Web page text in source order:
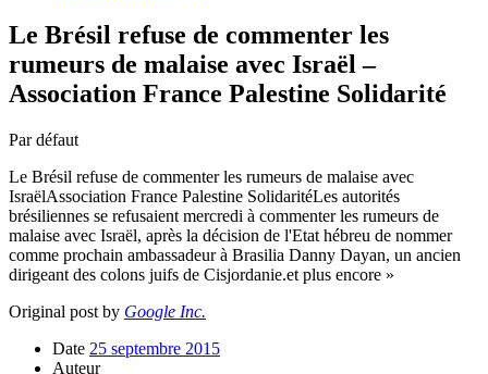
Le Brésil refuse de commenter les
rumeurs de malaise avec Israël –
Association France Palestine Solidarité
Par défaut
Le Brésil refuse de commenter les rumeurs de malaise avec
IsraëlAssociation France Palestine SolidaritéLes autorités
brésiliennes se refusaient mercredi à commenter les rumeurs de
malaise avec Israël, après la décision de l'Etat hébreu de nommer
comme prochain ambassadeur à Brasilia Danny Dayan, un ancien
dirigeant des colons juifs de Cisjordanie.et plus encore »
Original post by Google Inc.
Date 25 septembre 2015
Auteur